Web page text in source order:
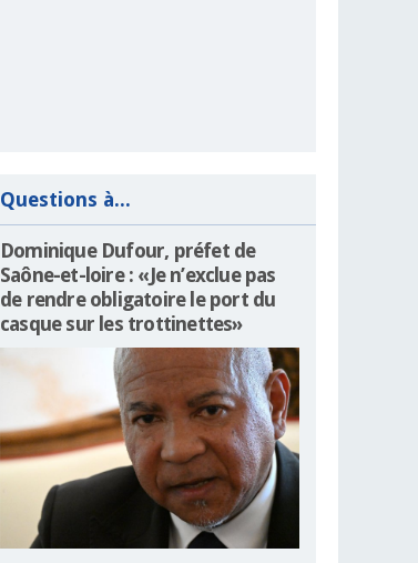
Questions à...
Dominique Dufour, préfet de
Saône-et-loire : «Je n’exclue pas
de rendre obligatoire le port du
casque sur les trottinettes»